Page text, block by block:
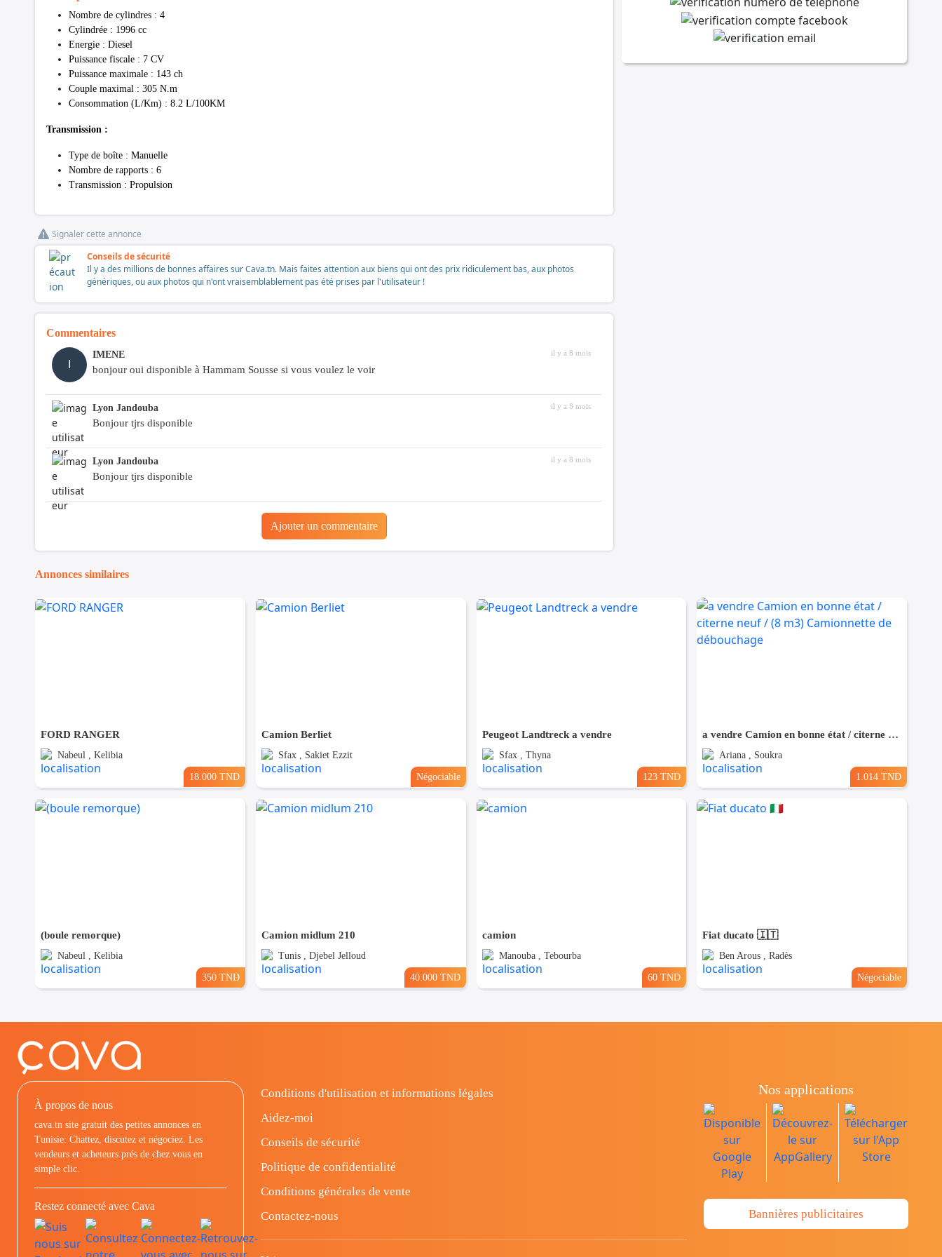
Nombre de cylindres : 4
Cylindrée : 1996 cc
Energie : Diesel
Puissance fiscale : 7 CV
Puissance maximale : 143 ch
Couple maximal : 305 N.m
Consommation (L/Km) : 8.2 L/100KM
Transmission :
Type de boîte : Manuelle
Nombre de rapports : 6
Transmission : Propulsion
Signaler cette annonce
Conseils de sécurité
Il y a des millions de bonnes affaires sur Cava.tn. Mais faites attention aux biens qui ont des prix ridiculement bas, aux photos
génériques, ou aux photos qui n'ont vraisemblablement pas été prises par l'utilisateur !
Commentaires
IMENE il y a 8 mois
bonjour oui disponible à Hammam Sousse si vous voulez le voir
Lyon Jandouba il y a 8 mois
Bonjour tjrs disponible
Lyon Jandouba il y a 8 mois
Bonjour tjrs disponible
Ajouter un commentaire
Annonces similaires
FORD RANGER
Nabeul , Kelibia
18.000 TND
Camion Berliet
Sfax , Sakiet Ezzit
Négociable
Peugeot Landtreck a vendre
Sfax , Thyna
123 TND
a vendre Camion en bonne état / citerne neuf / (8 m3) Camionnette de débouchage
Ariana , Soukra
1.014 TND
(boule remorque)
Nabeul , Kelibia
350 TND
Camion midlum 210
Tunis , Djebel Jelloud
40.000 TND
camion
Manouba , Tebourba
60 TND
Fiat ducato 🇮🇹
Ben Arous , Radès
Négociable
À propos de nous
cava.tn site gratuit des petites annonces en
Tunisie: Chattez, discutez et négociez. Les
vendeurs et acheteurs prés de chez vous en
simple clic.
Restez connecté avec Cava
Conditions d'utilisation et informations légales
Aidez-moi
Conseils de sécurité
Politique de confidentialité
Conditions générales de vente
Contactez-nous
Nos applications
Bannières publicitaires